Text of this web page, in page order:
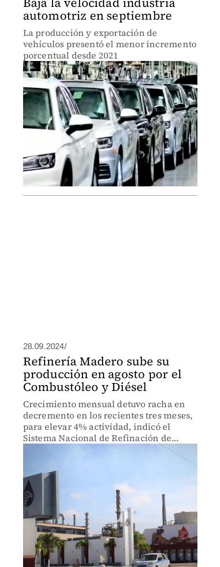
automotriz en septiembre
La producción y exportación de
vehículos presentó el menor incremento
porcentual desde 2021
28.09.2024/
Refinería Madero sube su
producción en agosto por el
Combustóleo y Diésel
Crecimiento mensual detuvo racha en
decremento en los recientes tres meses,
para elevar 4% actividad, indicó el
Sistema Nacional de Refinación de